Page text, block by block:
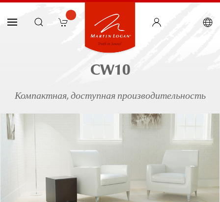
CW10
Компактная, доступная производительность